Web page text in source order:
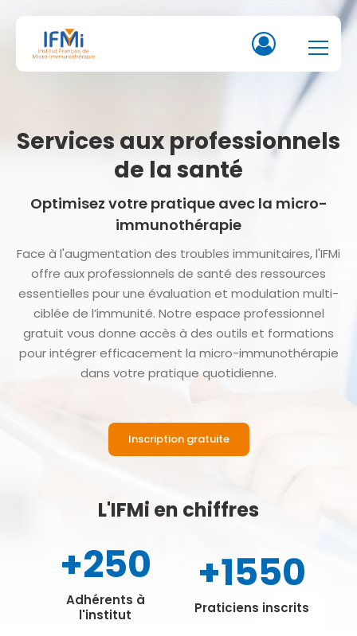
Services aux professionnels
de la santé
Optimisez votre pratique avec la micro-
immunothérapie
Face à l'augmentation des troubles immunitaires, l'IFMi
offre aux professionnels de santé des ressources
essentielles pour une évaluation et modulation multi-
ciblée de l’immunité. Notre espace professionnel
gratuit vous donne accès à des outils et formations
pour intégrer efficacement la micro-immunothérapie
dans votre pratique quotidienne.
Inscription gratuite
L'IFMi en chiffres
+250
Adhérents à
l'institut
+1550
Praticiens inscrits